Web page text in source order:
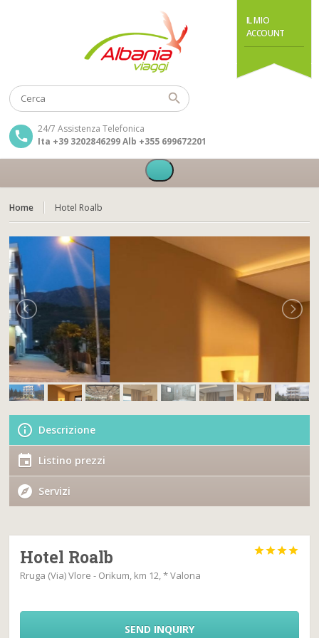
IL MIO
ACCOUNT
24/7 Assistenza Telefonica
Ita +39 3202846299 Alb +355 699672201
Home Hotel Roalb
Descrizione
Listino prezzi
Servizi
Hotel Roalb 
Rruga (Via) Vlore - Orikum, km 12, * Valona
SEND INQUIRY